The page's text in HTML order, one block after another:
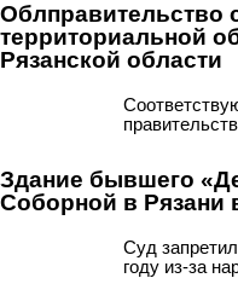
Облправительство
территориальной
Рязанской области
Здание бывшего
Соборной в Рязани
Суд
году из-за